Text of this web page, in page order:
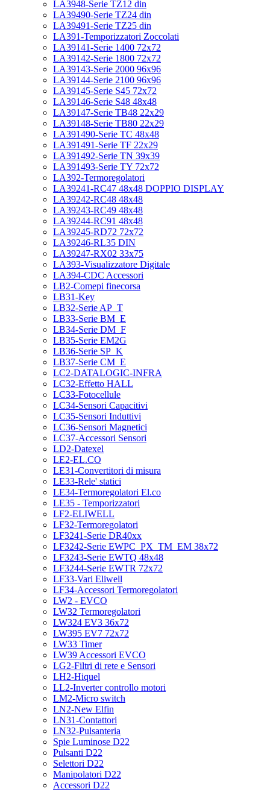
LA3948-Serie TZ12 din
LA39490-Serie TZ24 din
LA39491-Serie TZ25 din
LA391-Temporizzatori Zoccolati
LA39141-Serie 1400 72x72
LA39142-Serie 1800 72x72
LA39143-Serie 2000 96x96
LA39144-Serie 2100 96x96
LA39145-Serie S45 72x72
LA39146-Serie S48 48x48
LA39147-Serie TB48 22x29
LA39148-Serie TB80 22x29
LA391490-Serie TC 48x48
LA391491-Serie TF 22x29
LA391492-Serie TN 39x39
LA391493-Serie TY 72x72
LA392-Termoregolatori
LA39241-RC47 48x48 DOPPIO DISPLAY
LA39242-RC48 48x48
LA39243-RC49 48x48
LA39244-RC91 48x48
LA39245-RD72 72x72
LA39246-RL35 DIN
LA39247-RX02 33x75
LA393-Visualizzatore Digitale
LA394-CDC Accessori
LB2-Comepi finecorsa
LB31-Key
LB32-Serie AP_T
LB33-Serie BM_E
LB34-Serie DM_F
LB35-Serie EM2G
LB36-Serie SP_K
LB37-Serie CM_E
LC2-DATALOGIC-INFRA
LC32-Effetto HALL
LC33-Fotocellule
LC34-Sensori Capacitivi
LC35-Sensori Induttivi
LC36-Sensori Magnetici
LC37-Accessori Sensori
LD2-Datexel
LE2-EL.CO
LE31-Convertitori di misura
LE33-Rele' statici
LE34-Termoregolatori El.co
LE35 - Temporizzatori
LF2-ELIWELL
LF32-Termoregolatori
LF3241-Serie DR40xx
LF3242-Serie EWPC_PX_TM_EM 38x72
LF3243-Serie EWTQ 48x48
LF3244-Serie EWTR 72x72
LF33-Vari Eliwell
LF34-Accessori Termoregolatori
LW2 - EVCO
LW32 Termoregolatori
LW324 EV3 36x72
LW395 EV7 72x72
LW33 Timer
LW39 Accessori EVCO
LG2-Filtri di rete e Sensori
LH2-Hiquel
LL2-Inverter controllo motori
LM2-Micro switch
LN2-New Elfin
LN31-Contattori
LN32-Pulsanteria
Spie Luminose D22
Pulsanti D22
Selettori D22
Manipolatori D22
Accessori D22